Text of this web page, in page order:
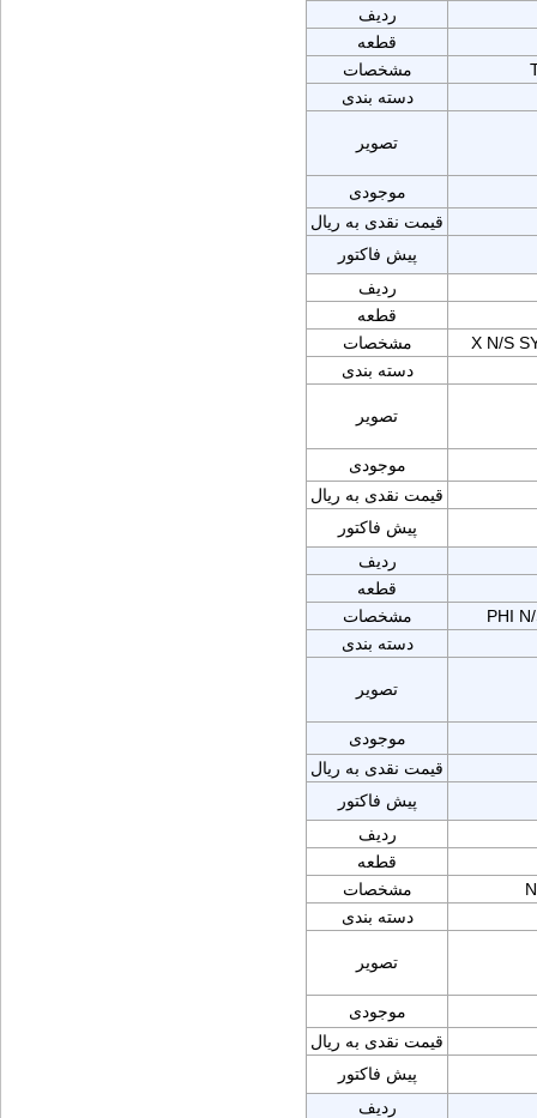
ردیف
قطعه
مشخصات
دسته بندی
تصویر
موجودی
قیمت نقدی به ریال
پیش فاکتور
ردیف
قطعه
مشخصات
X N/S
دسته بندی
تصویر
موجودی
قیمت نقدی به ریال
پیش فاکتور
ردیف
قطعه
مشخصات
PHI
دسته بندی
تصویر
موجودی
قیمت نقدی به ریال
پیش فاکتور
ردیف
قطعه
مشخصات
دسته بندی
تصویر
موجودی
قیمت نقدی به ریال
پیش فاکتور
ردیف